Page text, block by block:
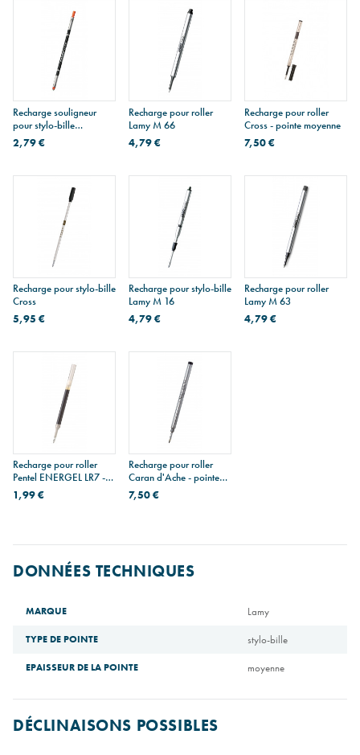
Recharge souligneur
pour stylo-bille
multifonction Lamy M 55
- orange
2,79 €
Recharge pour roller
Lamy M 66
4,79 €
Recharge pour roller
Cross - pointe moyenne
7,50 €
Recharge pour stylo-bille
Cross
5,95 €
Recharge pour stylo-bille
Lamy M 16
4,79 €
Recharge pour roller
Lamy M 63
4,79 €
Recharge pour roller
Pentel ENERGEL LR7 -
pointe moyenne
1,99 €
Recharge pour roller
Caran d'Ache - pointe
fine
7,50 €
DONNÉES TECHNIQUES
MARQUE Lamy
TYPE DE POINTE stylo-bille
EPAISSEUR DE LA POINTE moyenne
DÉCLINAISONS POSSIBLES